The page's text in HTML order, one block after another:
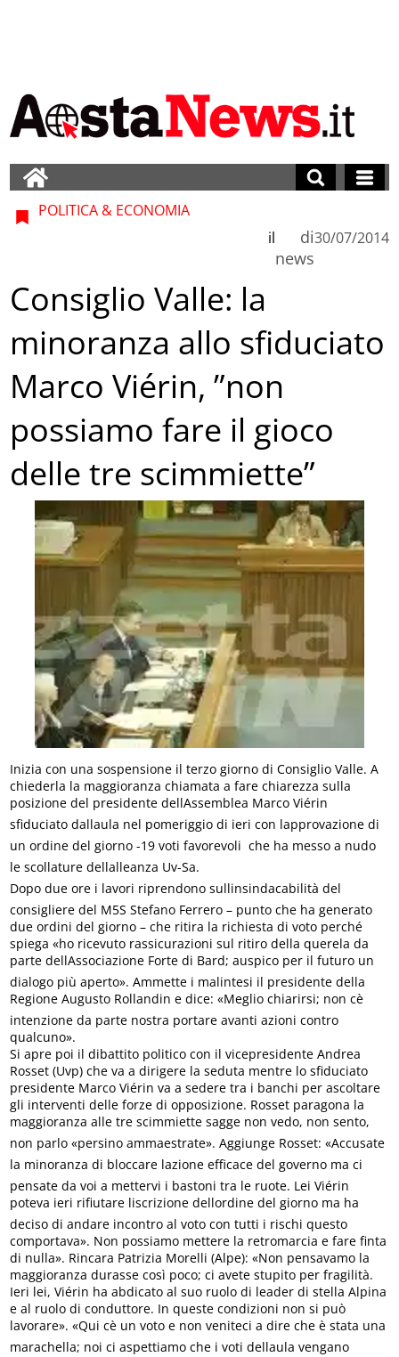
POLITICA & ECONOMIA
di
news
il 30/07/2014
Consiglio Valle: la
minoranza allo sfiduciato
Marco Viérin, ”non
possiamo fare il gioco
delle tre scimmiette”
Inizia con una sospensione il terzo giorno di Consiglio Valle. A
chiederla la maggioranza chiamata a fare chiarezza sulla
posizione del presidente dellAssemblea Marco Viérin
sfiduciato dallaula nel pomeriggio di ieri con lapprovazione di
un ordine del giorno -19 voti favorevoli  che ha messo a nudo
le scollature dellalleanza Uv-Sa.
Dopo due ore i lavori riprendono sullinsindacabilità del
consigliere del M5S Stefano Ferrero – punto che ha generato
due ordini del giorno – che ritira la richiesta di voto perché
spiega «ho ricevuto rassicurazioni sul ritiro della querela da
parte dellAssociazione Forte di Bard; auspico per il futuro un
dialogo più aperto». Ammette i malintesi il presidente della
Regione Augusto Rollandin e dice: «Meglio chiarirsi; non cè
intenzione da parte nostra portare avanti azioni contro
qualcuno».
Si apre poi il dibattito politico con il vicepresidente Andrea
Rosset (Uvp) che va a dirigere la seduta mentre lo sfiduciato
presidente Marco Viérin va a sedere tra i banchi per ascoltare
gli interventi delle forze di opposizione. Rosset paragona la
maggioranza alle tre scimmiette sagge non vedo, non sento,
non parlo «persino ammaestrate». Aggiunge Rosset: «Accusate
la minoranza di bloccare lazione efficace del governo ma ci
pensate da voi a mettervi i bastoni tra le ruote. Lei Viérin
poteva ieri rifiutare liscrizione dellordine del giorno ma ha
deciso di andare incontro al voto con tutti i rischi questo
comportava». Non possiamo mettere la retromarcia e fare finta
di nulla». Rincara Patrizia Morelli (Alpe): «Non pensavamo la
maggioranza durasse così poco; ci avete stupito per fragilità.
Ieri lei, Viérin ha abdicato al suo ruolo di leader di stella Alpina
e al ruolo di conduttore. In queste condizioni non si può
lavorare». «Qui cè un voto e non veniteci a dire che è stata una
marachella; noi ci aspettiamo che i voti dellaula vengano